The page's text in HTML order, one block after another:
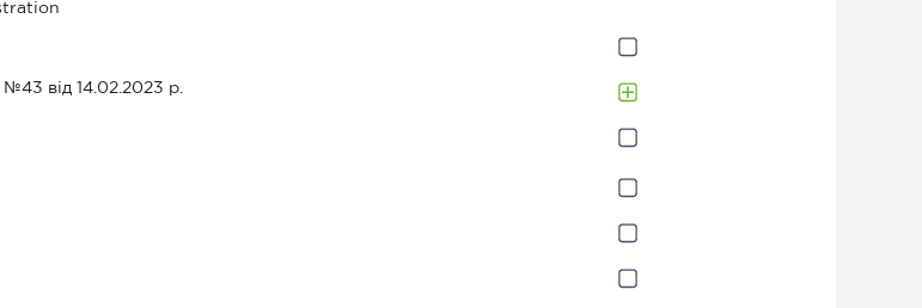
від 14.02.2023 р.